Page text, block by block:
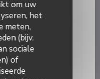
om uw
het
meten,
(bijv.
sociale
of
des Vienais'' 2021